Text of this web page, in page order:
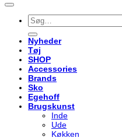
Søg
efter:
Nyheder
Tøj
SHOP
Accessories
Brands
Sko
Egehoff
Brugskunst
Inde
Ude
Køkken